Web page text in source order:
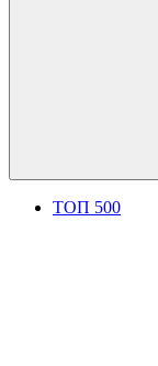
ТОП 500